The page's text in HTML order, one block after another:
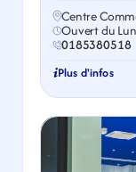
Centre
Ouvert du
0185380518
Plus d'infos